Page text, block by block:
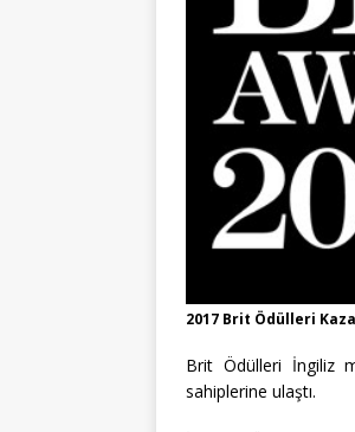
2017 Brit Ödülleri
Brit Ödülleri İngiliz
sahiplerine ulaştı.